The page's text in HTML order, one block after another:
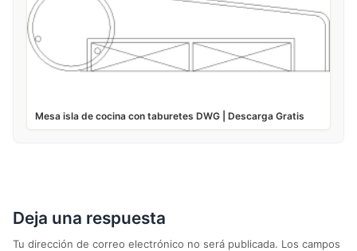
Mesa isla de cocina con taburetes DWG | Descarga Gratis
Deja una respuesta
Tu dirección de correo electrónico no será publicada. Los campos